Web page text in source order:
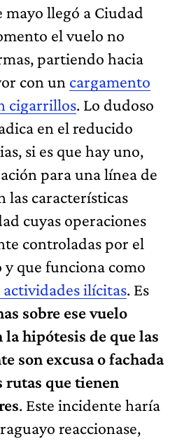
mayo llegó a Ciudad
el vuelo no
partiendo hacia
con un cargamento
cigarrillos. Lo dudoso
en el reducido
si es que hay uno,
para una línea de
las características
cuyas operaciones
controladas por el
que funciona como
ilícitas. Es
sobre ese vuelo
hipótesis de que las
son excusa o fachada
que tienen
. Este incidente haría
reaccionase,